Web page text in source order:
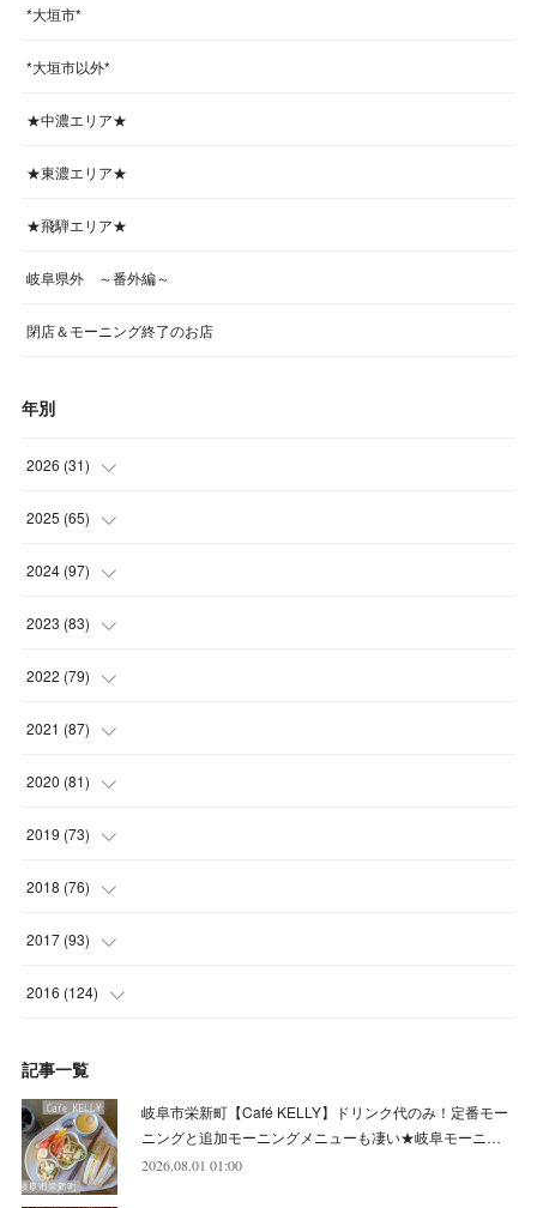
*大垣市*
*大垣市以外*
★中濃エリア★
★東濃エリア★
★飛騨エリア★
岐阜県外 ～番外編～
閉店＆モーニング終了のお店
年別
2026 (31)
(4
(4
(5
(4
2025 (65)
(5
(6
(6
(6
(5
(7)
2024 (97)
(5
(7
(7
(8
(10
( 6)
(10)
2023 (83)
(6
(7
(7
(9
(6
(5)
(6)
2022 (79)
(4
(8
(10
(7
(7
(9)
(4)
2021 (87)
(12 )
(9
(11
(1
(7
(11)
(7)
2020 (81)
(10 )
(11 )
(8
(7)
(7
(7)
(5)
2019 (73)
(4
(6
(4)
(4)
(5)
2018 (76)
(9
(3)
(7)
(8)
2017 (93)
(7)
(5)
(8)
2016 (124)
(10)
(10)
記事一覧
岐阜市栄新町【Café KELLY】ドリンク代のみ！定番モー
ニングと追加モーニングメニューも凄い★岐阜モーニ…
2026.08.01 01:00